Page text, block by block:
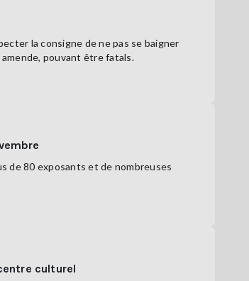
la consigne de ne pas se baigner
pouvant être fatals.
de 80 exposants et de nombreuses
culturel